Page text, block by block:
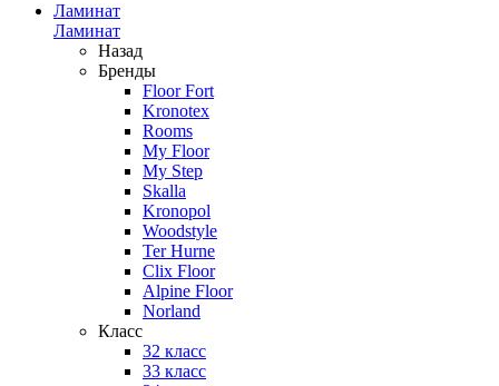
Ламинат
Ламинат
Назад
Бренды
Floor Fort
Kronotex
Rooms
My Floor
My Step
Skalla
Kronopol
Woodstyle
Ter Hurne
Clix Floor
Alpine Floor
Norland
Класс
32 класс
33 класс